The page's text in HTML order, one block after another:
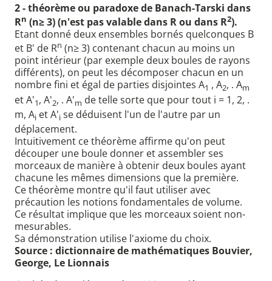
2 - théorème ou paradoxe de Banach-Tarski dans
Rn (n≥ 3) (n'est pas valable dans R ou dans R2).
Etant donné deux ensembles bornés quelconques B
et B' de Rn (n≥ 3) contenant chacun au moins un
point intérieur (par exemple deux boules de rayons
différents), on peut les décomposer chacun en un
nombre fini et égal de parties disjointes A1 , A2, . Am
et A'1, A'2, . A'm de telle sorte que pour tout i = 1, 2, .
m, Ai et A'i se déduisent l'un de l'autre par un
déplacement.
Intuitivement ce théorème affirme qu'on peut
découper une boule donner et assembler ses
morceaux de manière à obtenir deux boules ayant
chacune les mêmes dimensions que la première.
Ce théorème montre qu'il faut utiliser avec
précaution les notions fondamentales de volume.
Ce résultat implique que les morceaux soient non-
mesurables.
Sa démonstration utilise l'axiome du choix.
Source : dictionnaire de mathématiques Bouvier,
George, Le Lionnais